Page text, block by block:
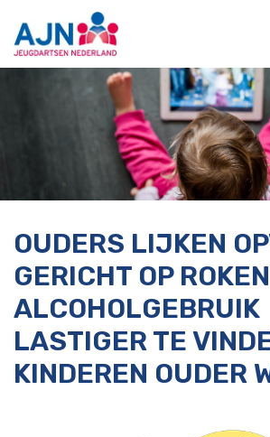
OUDERS LIJKEN
GERICHT OP
ALCOHOLGEBRUIK
LASTIGER TE
KINDEREN OUDER